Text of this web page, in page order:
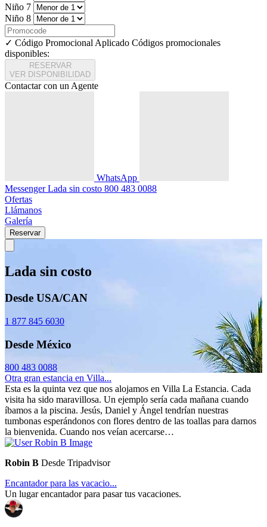
Niño 7
Niño 8
✓ Código Promocional Aplicado Códigos promocionales
disponibles:
RESERVAR
VER DISPONIBILIDAD
Contactar con un Agente
WhatsApp
MessengerLada sin costo 800 483 0088
Ofertas
Llámanos
Galería
Reservar
Lada sin costo
Desde USA/CAN
1 877 845 6030
Desde México
800 483 0088
Otra gran estancia en Villa...
Esta es la quinta vez que nos alojamos en Villa La Estancia. Cada
visita ha sido maravillosa. Un ejemplo sería cada mañana cuando
íbamos a la piscina. Jesús, Daniel y Ángel tendrían nuestras
tumbonas esperándonos con flores dentro de las toallas para darnos
la bienvenida. Cuando nos veían acercarse…
Robin B Desde Tripadvisor
Encantador para las vacacio...
Un lugar encantador para pasar tus vacaciones.